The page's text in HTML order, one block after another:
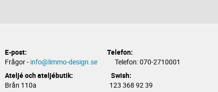
E-post:
Telefon:
Frågor - info@limmo-design.se Telefon: 070-2710001
Ateljé och ateljébutik: Swish:
Brån 110a 123 368 92 39